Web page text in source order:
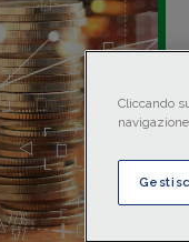
Cliccando